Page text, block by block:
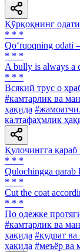
Қўрқоқнинг
* * *
Qo‘rqoqning odati
* * *
A bully is always a
* * *
Всякий трус о
#камтарлик ва
ҳақида
калтафаҳмлик
Қулочингга
* * *
Qulochingga qarab
* * *
Cut the coat
* * *
По одежке
#камтарлик ва
ҳақида #қудрат
ҳақида #меъёр ва